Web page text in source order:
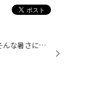
こんにちは！三宅です。毎日ほんとに暑いですね・・・ ですが、三宅はそんな暑さに負けずに頑張っております！！！笑 先日にこちらのブリヂストンの、エコフォルムCRS15を取り付けいたした！ 今、人気のブラックなホイールにメッキのライン★ 足元が一気にかわりますよ♪ アクセントに真ん中のセンタ...